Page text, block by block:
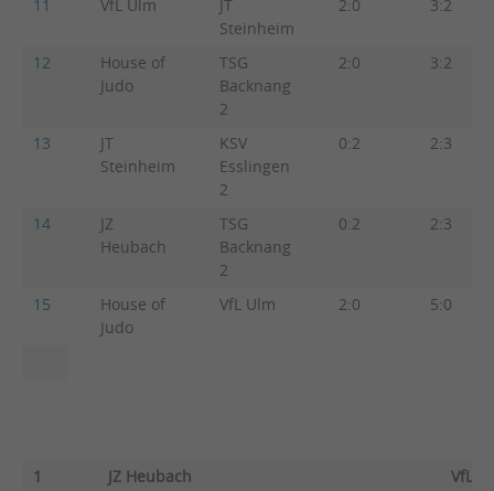
11 VfL Ulm
JT
Steinheim
2:0 3:2
12
House of
Judo
TSG
Backnang
2
2:0 3:2
13
JT
Steinheim
KSV
Esslingen
2
0:2 2:3
14
JZ
Heubach
TSG
Backnang
2
0:2 2:3
15
House of
Judo
VfL Ulm 2:0 5:0
1 JZ Heubach VfL